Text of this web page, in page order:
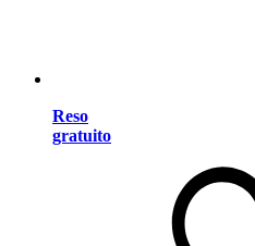
Reso
gratuito